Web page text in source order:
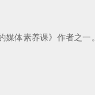
体素养课》作者之一。